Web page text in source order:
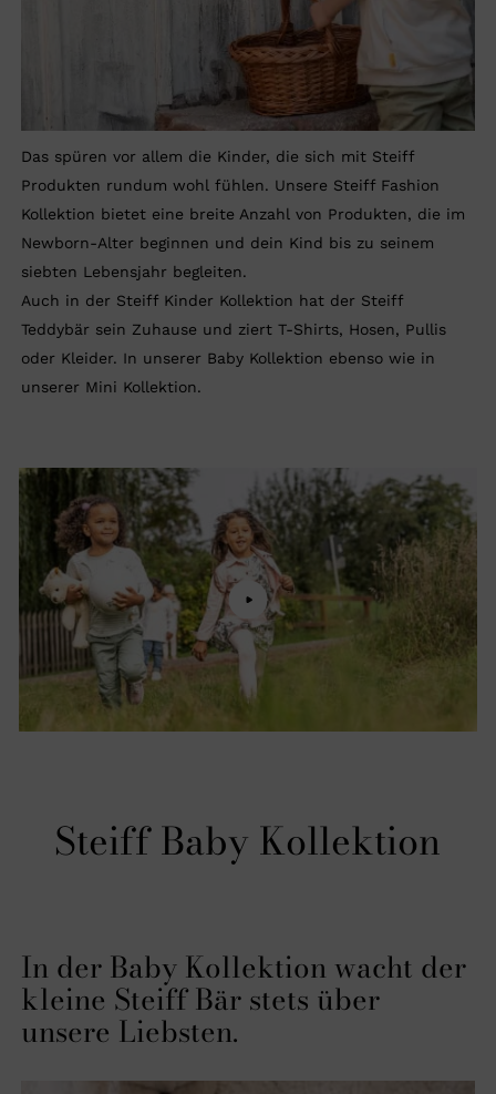
Das spüren vor allem die Kinder, die sich mit Steiff
Produkten rundum wohl fühlen. Unsere Steiff Fashion
Kollektion bietet eine breite Anzahl von Produkten, die im
Newborn-Alter beginnen und dein Kind bis zu seinem
siebten Lebensjahr begleiten.
Auch in der Steiff Kinder Kollektion hat der Steiff
Teddybär sein Zuhause und ziert T-Shirts, Hosen, Pullis
oder Kleider. In unserer Baby Kollektion ebenso wie in
unserer Mini Kollektion.
Steiff Baby Kollektion
In der Baby Kollektion wacht der
kleine Steiff Bär stets über
unsere Liebsten.